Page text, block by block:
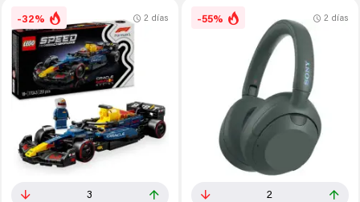
-32%
3
2 días -55%
2
2 días